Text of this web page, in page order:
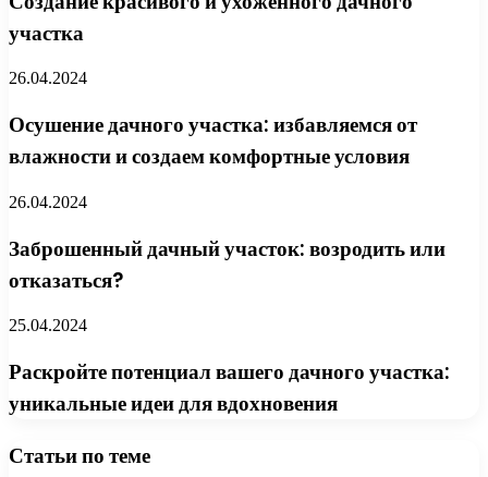
участка
26.04.2024
Осушение дачного участка: избавляемся от
влажности и создаем комфортные условия
26.04.2024
Заброшенный дачный участок: возродить или
отказаться?
25.04.2024
Раскройте потенциал вашего дачного участка:
уникальные идеи для вдохновения
Статьи по теме